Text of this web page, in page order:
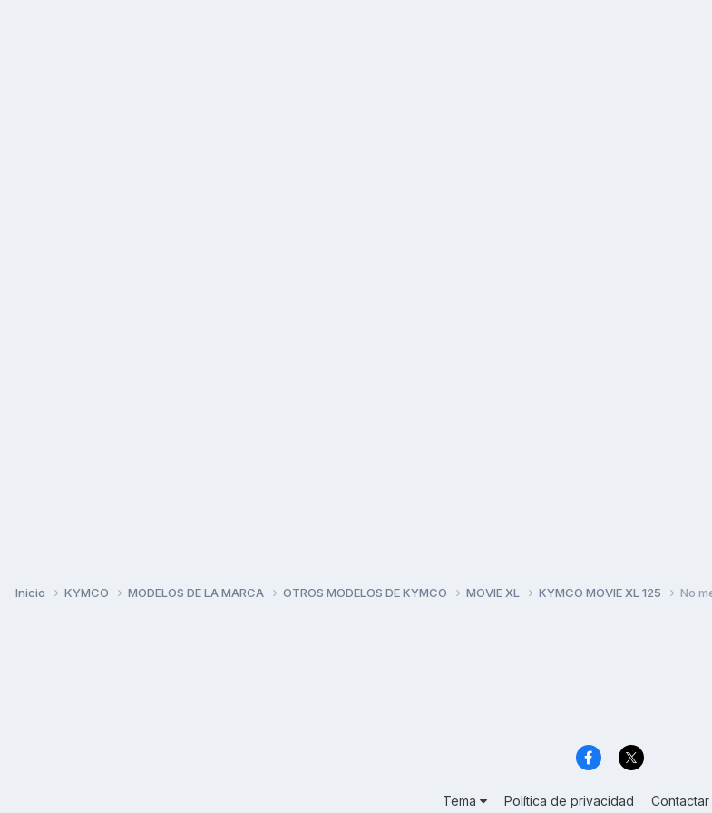
Inicio KYMCO MODELOS DE LA MARCA OTROS MODELOS DE KYMCO MOVIE XL KYMCO MOVIE XL 125 No
Tema Política de privacidad Contactar